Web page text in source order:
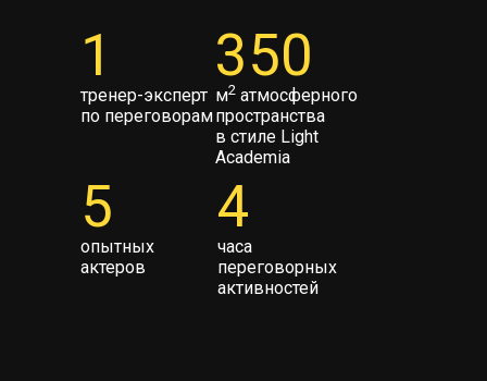
350
м2 атмосферного
пространства
в стиле Light
Academia
1
тренер-эксперт
по переговорам
5
опытных
актеров
4
часа
переговорных
активностей
корпоративные
Политика конфиденциальности
обработку персональных данных
и (или) информационного характера
ИП Беляев Роман Владимирович
ИНН 463229258004 ОГРН 320508100259222